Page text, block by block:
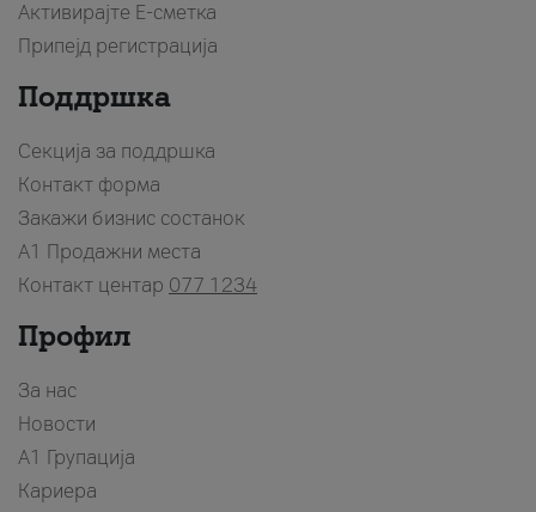
Активирајте Е-сметка
Припејд регистрација
Поддршка
Секција за поддршка
Контакт форма
Закажи бизнис состанок
A1 Продажни места
Контакт центар 077 1234
Профил
За нас
Новости
А1 Групација
Кариера